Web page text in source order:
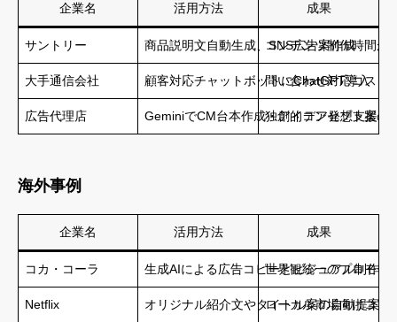
企業名 活用方法 成果
サントリー 商品説明文自動生成、SNS広告案作成
コンテンツ制作時間が
大手通信会社 顧客対応チャットボットにChatGPT導入
問い合わせ対応コスト
広告代理店 GeminiでCM台本作成・アイデア発想支援
独創的コンセプト案の
海外事例
企業名 活用方法 成果
コカ・コーラ 生成AIによる広告コピーとビジュアル制作
世界観統一のプロモー
Netflix オリジナル紹介文やタイトル案の自動提案
ローカル市場向けコン